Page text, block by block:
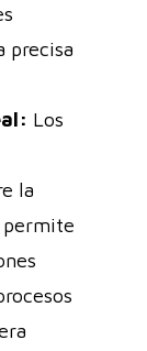
precisa
Los
la
permite